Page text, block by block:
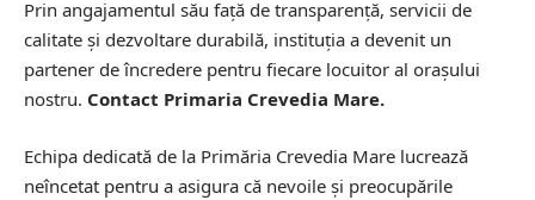
Prin angajamentul său față de transparență, servicii de
calitate și dezvoltare durabilă, instituția a devenit un
partener de încredere pentru fiecare locuitor al orașului
nostru. Contact Primaria Crevedia Mare.
Echipa dedicată de la Primăria Crevedia Mare lucrează
neîncetat pentru a asigura că nevoile și preocupările